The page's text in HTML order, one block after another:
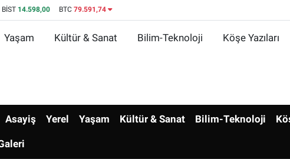
BİST 14.598,00 BTC 79.591,74
Yaşam Kültür & Sanat Bilim-Teknoloji Köşe Yazıları
Asayiş Yerel Yaşam Kültür & Sanat Bilim-Teknoloji